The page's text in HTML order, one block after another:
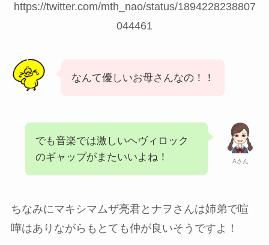
https://twitter.com/mth_nao/status/1894228238807
044461
なんて優しいお母さんなの！！
Aさん
でも音楽では激しいヘヴィロック
のギャップがまたいいよね！
ちなみにマキシマムザ亮君とナヲさんは姉弟で喧
嘩はありながらもとても仲が良いそうですよ！